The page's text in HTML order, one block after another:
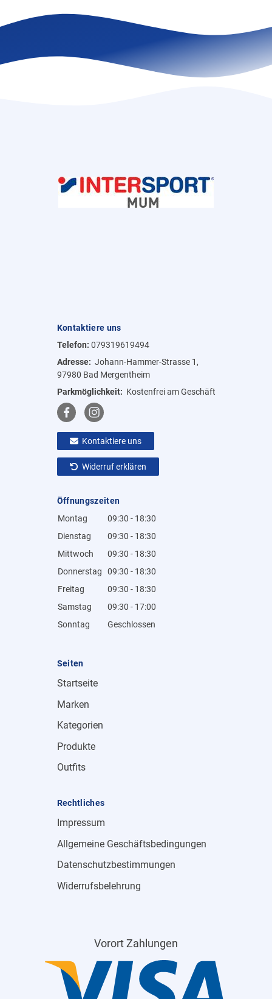
Kontaktiere uns
Telefon: 079319619494
Adresse: Johann-Hammer-Strasse 1,
97980 Bad Mergentheim
Parkmöglichkeit: Kostenfrei am Geschäft
Kontaktiere uns
Widerruf erklären
Öffnungszeiten
Montag
09:30 - 18:30
Dienstag
09:30 - 18:30
Mittwoch
09:30 - 18:30
Donnerstag
09:30 - 18:30
Freitag
09:30 - 18:30
Samstag
09:30 - 17:00
Sonntag
Geschlossen
Seiten
Startseite
Marken
Kategorien
Produkte
Outfits
Rechtliches
Impressum
Allgemeine Geschäftsbedingungen
Datenschutzbestimmungen
Widerrufsbelehrung
Vorort Zahlungen